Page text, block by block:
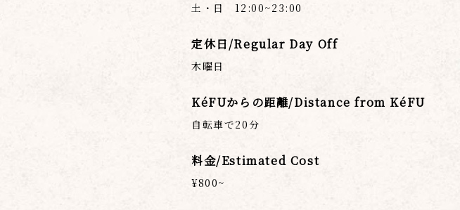
土・日 12:00~23:00
定休日/Regular Day Off
木曜日
KéFUからの距離/Distance from KéFU
自転車で20分
料金/Estimated Cost
¥800~